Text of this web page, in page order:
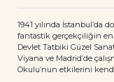
1941 yılında İstanbul’da
fantastik gerçekçiliğin en
Devlet Tatbiki Güzel
Viyana ve Madrid’de
Okulu’nun etkilerini